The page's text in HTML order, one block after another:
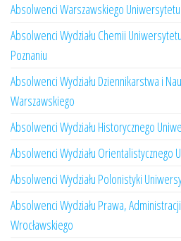
Absolwenci Warszawskiego
Absolwenci Wydziału Chemii
Poznaniu
Absolwenci Wydziału Dziennikarstwa i
Warszawskiego
Absolwenci Wydziału Historycznego
Absolwenci Wydziału Orientalistycznego
Absolwenci Wydziału Polonistyki
Absolwenci Wydziału Prawa,
Wrocławskiego